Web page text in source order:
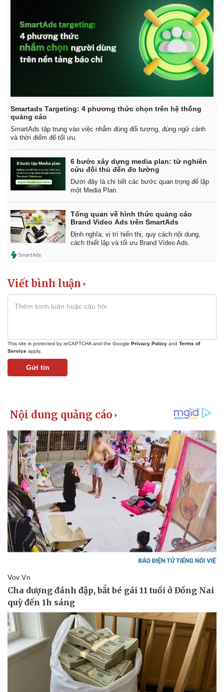
Kinh tế
Bất động sản
Smartads Targeting: 4 phương thức chọn trên hệ thống
quảng cáo
SmartAds tập trung vào việc nhắm đúng đối tượng, đúng ngữ cảnh
và thời điểm để tối ưu.
6 bước xây dựng media plan: từ nghiên
cứu đối thủ đến đo lường
Dưới đây là chi tiết các bước quan trọng để lập
một Media Plan.
Tổng quan về hình thức quảng cáo
Brand Video Ads trên SmartAds
Định nghĩa, vị trí hiển thị, quy cách nội dung,
cách thiết lập và tối ưu Brand Video Ads.
Viết bình luận
This site is protected by reCAPTCHA and the Google Privacy Policy and Terms of
Service apply.
Gửi tin